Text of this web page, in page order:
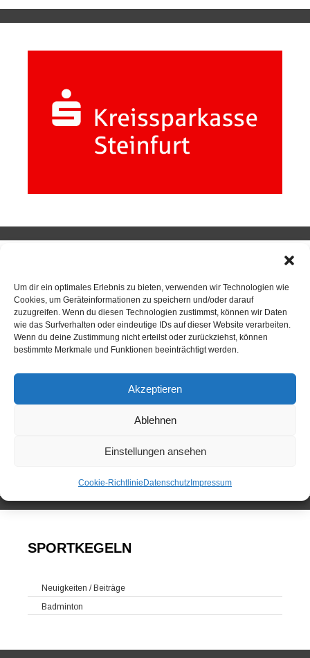
Um dir ein optimales Erlebnis zu bieten, verwenden wir Technologien wie
Cookies, um Geräteinformationen zu speichern und/oder darauf
zuzugreifen. Wenn du diesen Technologien zustimmst, können wir Daten
wie das Surfverhalten oder eindeutige IDs auf dieser Website verarbeiten.
Wenn du deine Zustimmung nicht erteilst oder zurückziehst, können
bestimmte Merkmale und Funktionen beeinträchtigt werden.
Akzeptieren
Ablehnen
Einstellungen ansehen
Cookie-Richtlinie Datenschutz Impressum
Neuigkeiten
Sportkegeln
Mannschaften
Kontakt
SPORTKEGELN
Neuigkeiten / Beiträge
Badminton